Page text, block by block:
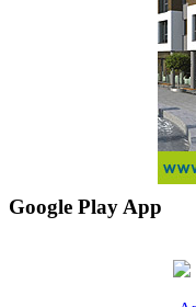
Google Play App